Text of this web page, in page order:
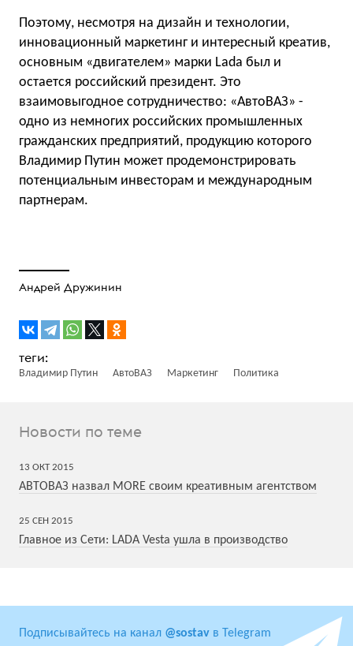
Поэтому, несмотря на дизайн и технологии,
инновационный маркетинг и интересный креатив,
основным «двигателем» марки Lada был и
остается российский президент. Это
взаимовыгодное сотрудничество: «АвтоВАЗ» -
одно из немногих российских промышленных
гражданских предприятий, продукцию которого
Владимир Путин может продемонстрировать
потенциальным инвесторам и международным
партнерам.
Андрей Дружинин
Владимир Путин АвтоВАЗ Маркетинг Политика
Новости по теме
13 ОКТ 2015
АВТОВАЗ назвал MORE своим креативным агентством
25 СЕН 2015
Главное из Сети: LADA Vesta ушла в производство
Подписывайтесь на канал @sostav в Telegram